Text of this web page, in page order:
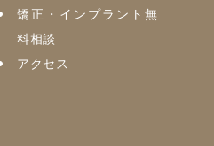
矯正・インプラント無
料相談
アクセス